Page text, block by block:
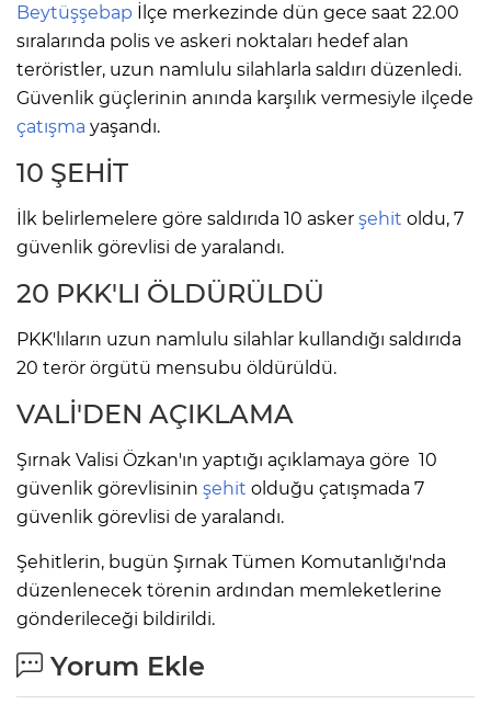
Beytüşşebap İlçe merkezinde dün gece saat 22.00
sıralarında polis ve askeri noktaları hedef alan
teröristler, uzun namlulu silahlarla saldırı düzenledi.
Güvenlik güçlerinin anında karşılık vermesiyle ilçede
çatışma yaşandı.
10 ŞEHİT
İlk belirlemelere göre saldırıda 10 asker şehit oldu, 7
güvenlik görevlisi de yaralandı.
20 PKK'LI ÖLDÜRÜLDÜ
PKK'lıların uzun namlulu silahlar kullandığı saldırıda
20 terör örgütü mensubu öldürüldü.
VALİ'DEN AÇIKLAMA
Şırnak Valisi Özkan'ın yaptığı açıklamaya göre 10
güvenlik görevlisinin şehit olduğu çatışmada 7
güvenlik görevlisi de yaralandı.
Şehitlerin, bugün Şırnak Tümen Komutanlığı'nda
düzenlenecek törenin ardından memleketlerine
gönderileceği bildirildi.
Yorum Ekle